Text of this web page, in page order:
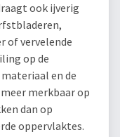
​​ook ijverig
of vervelende
op de
en de
merkbaar op
dan op
oppervlaktes.